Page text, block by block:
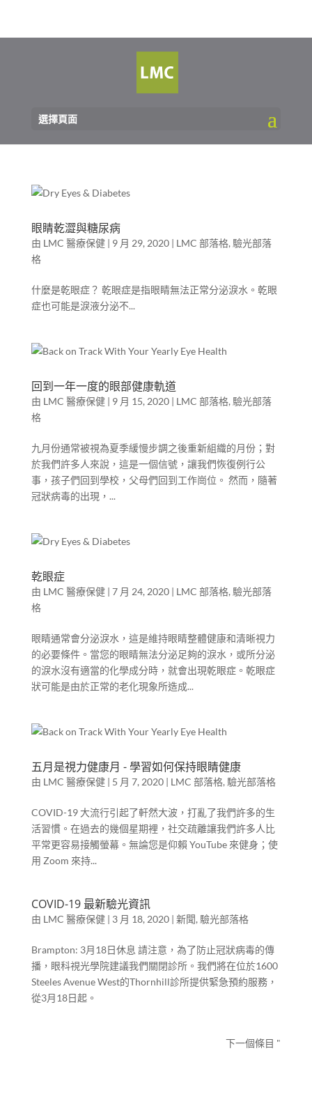
選擇頁面
眼睛乾澀與糖尿病
由 LMC 醫療保健| 9 月 29, 2020| LMC 部落格, 驗光部落
格
什麼是乾眼症？ 乾眼症是指眼睛無法正常分泌淚水。乾眼
症也可能是淚液分泌不...
回到一年一度的眼部健康軌道
由 LMC 醫療保健| 9 月 15, 2020| LMC 部落格, 驗光部落
格
九月份通常被視為夏季緩慢步調之後重新組織的月份；對
於我們許多人來說，這是一個信號，讓我們恢復例行公
事，孩子們回到學校，父母們回到工作崗位。 然而，隨著
冠狀病毒的出現，...
乾眼症
由 LMC 醫療保健| 7 月 24, 2020| LMC 部落格, 驗光部落
格
眼睛通常會分泌淚水，這是維持眼睛整體健康和清晰視力
的必要條件。當您的眼睛無法分泌足夠的淚水，或所分泌
的淚水沒有適當的化學成分時，就會出現乾眼症。乾眼症
狀可能是由於正常的老化現象所造成...
五月是視力健康月 - 學習如何保持眼睛健康
由 LMC 醫療保健| 5 月 7, 2020| LMC 部落格, 驗光部落格
COVID-19 大流行引起了軒然大波，打亂了我們許多的生
活習慣。在過去的幾個星期裡，社交疏離讓我們許多人比
平常更容易接觸螢幕。無論您是仰賴 YouTube 來健身；使
用 Zoom 來持...
COVID-19 最新驗光資訊
由 LMC 醫療保健| 3 月 18, 2020| 新聞, 驗光部落格
Brampton: 3月18日休息 請注意，為了防止冠狀病毒的傳
播，眼科視光學院建議我們關閉診所。我們將在位於1600
Steeles Avenue West的Thornhill診所提供緊急預約服務，
從3月18日起。
下一個條目 "